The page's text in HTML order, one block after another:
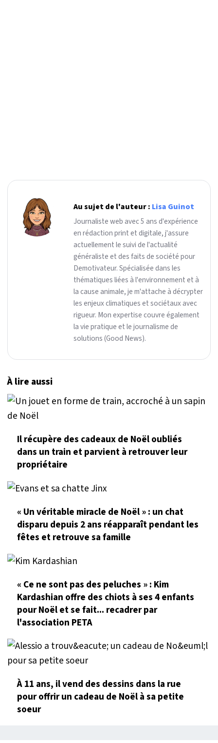
Au sujet de l'auteur : Lisa Guinot
Journaliste web avec 5 ans d'expérience
en rédaction print et digitale, j'assure
actuellement le suivi de l'actualité
généraliste et des faits de société pour
Demotivateur. Spécialisée dans les
thématiques liées à l'environnement et à
la cause animale, je m'attache à décrypter
les enjeux climatiques et sociétaux avec
rigueur. Mon expertise couvre également
la vie pratique et le journalisme de
solutions (Good News).
À lire aussi
Il récupère des cadeaux de Noël oubliés
dans un train et parvient à retrouver leur
propriétaire
« Un véritable miracle de Noël » : un chat
disparu depuis 2 ans réapparaît pendant les
fêtes et retrouve sa famille
« Ce ne sont pas des peluches » : Kim
Kardashian offre des chiots à ses 4 enfants
pour Noël et se fait... recadrer par
l'association PETA
À 11 ans, il vend des dessins dans la rue
pour offrir un cadeau de Noël à sa petite
soeur